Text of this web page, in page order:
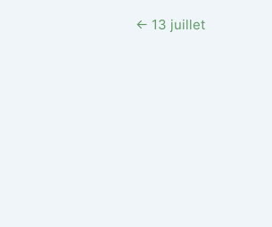
← 13 juillet